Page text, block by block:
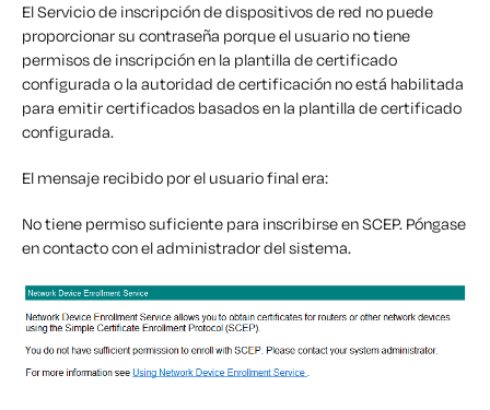
El Servicio de inscripción de dispositivos de red no puede
proporcionar su contraseña porque el usuario no tiene
permisos de inscripción en la plantilla de certificado
configurada o la autoridad de certificación no está habilitada
para emitir certificados basados en la plantilla de certificado
configurada.
El mensaje recibido por el usuario final era:
No tiene permiso suficiente para inscribirse en SCEP. Póngase
en contacto con el administrador del sistema.